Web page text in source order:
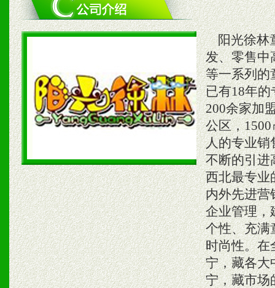
阳光徐林
发、零售中
等一系列的
已有18年
200余家加
公区，
人的专业销
不断的引进
西北最专业
内外先进营
企业管理，
个性、充满
时尚性。在
宁，藏各大
宁，藏市场